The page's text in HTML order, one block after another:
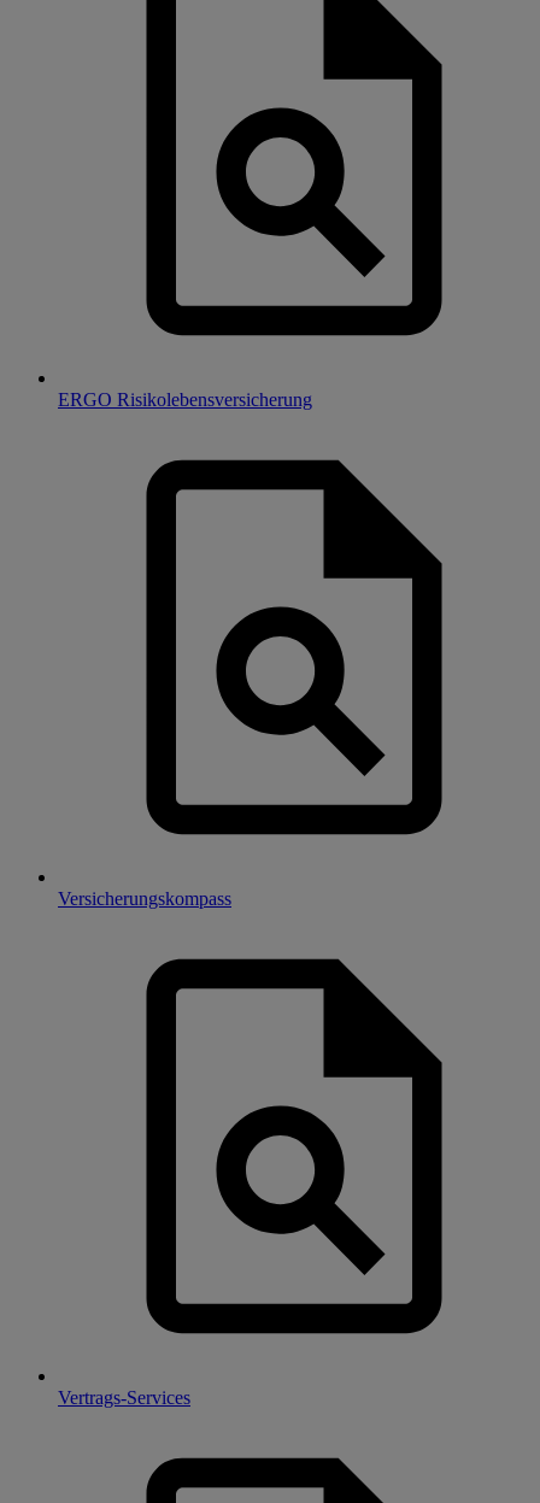
ERGO Risikolebensversicherung
Versicherungskompass
Vertrags-Services